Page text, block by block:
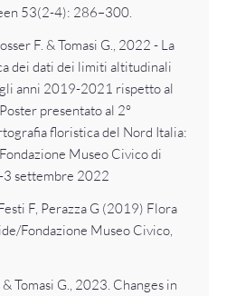
53(2-4): 286–300.
F. & Tomasi G., 2022 - La
dei dati dei limiti altitudinali
anni 2019-2021 rispetto al
presentato al 2°
floristica del Nord Italia:
Museo Civico di
3 settembre 2022
F, Perazza G (2019) Flora
Fondazione Museo Civico,
Tomasi G., 2023. Changes in